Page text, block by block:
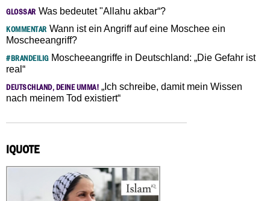
GLOSSAR Was bedeutet "Allahu akbar“?
KOMMENTAR Wann ist ein Angriff auf eine Moschee ein
Moscheeangriff?
#BRANDEILIGMoscheeangriffe in Deutschland: „Die Gefahr ist
real“
DEUTSCHLAND, DEINE UMMA! „Ich schreibe, damit mein Wissen
nach meinem Tod existiert“
IQUOTE